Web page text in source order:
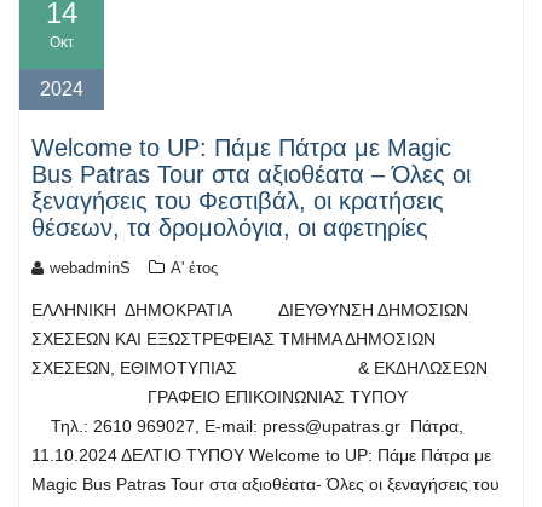
14
Οκτ
2024
Welcome to UP: Πάμε Πάτρα με Magic
Bus Patras Tour στα αξιοθέατα – Όλες οι
ξεναγήσεις του Φεστιβάλ, οι κρατήσεις
θέσεων, τα δρομολόγια, οι αφετηρίες
webadminS Α' έτος
ΕΛΛΗΝΙΚΗ ΔΗΜΟΚΡΑΤΙΑ ΔΙΕΥΘΥΝΣΗ ΔΗΜΟΣΙΩΝ
ΣΧΕΣΕΩΝ ΚΑΙ ΕΞΩΣΤΡΕΦΕΙΑΣ ΤΜΗΜΑ ΔΗΜΟΣΙΩΝ
ΣΧΕΣΕΩΝ, ΕΘΙΜΟΤΥΠΙΑΣ & ΕΚΔΗΛΩΣΕΩΝ
ΓΡΑΦΕΙΟ ΕΠΙΚΟΙΝΩΝΙΑΣ ΤΥΠΟΥ
Τηλ.: 2610 969027, E-mail: press@upatras.gr Πάτρα,
11.10.2024 ΔΕΛΤΙΟ ΤΥΠΟΥ Welcome to UP: Πάμε Πάτρα με
Magic Bus Patras Tour στα αξιοθέατα- Όλες οι ξεναγήσεις του